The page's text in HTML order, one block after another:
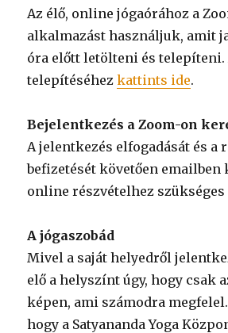
Az élő, online jógaórához a
alkalmazást használjuk, amit
óra előtt letölteni és telepíteni.
telepítéséhezkattints ide.
Bejelentkezés a Zoom-on
A jelentkezés elfogadását és a
befizetését követően emailben
online részvételhez
A jógaszobád
Mivel a saját helyedről
elő a helyszínt úgy, hogy csak
képen, ami számodra
hogy a Satyananda Yoga